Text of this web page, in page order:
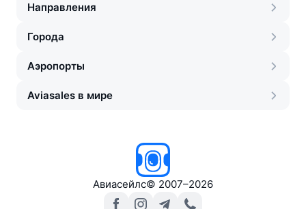
Направления
Города
Аэропорты
Aviasales в мире
Авиасейлс© 2007–2026